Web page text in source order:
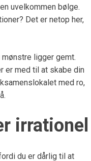
uvelkommen bølge.
Det er netop her,
ligger gemt.
er med til at skabe din
med ro,
irrationel
du er dårlig til at